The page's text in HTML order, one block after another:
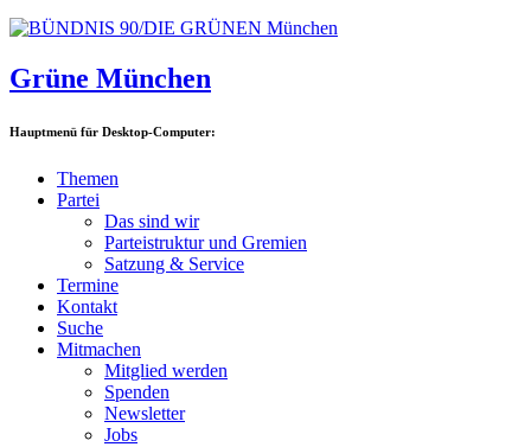
Grüne München
Hauptmenü für Desktop-Computer:
Themen
Partei
Das sind wir
Parteistruktur und Gremien
Satzung & Service
Termine
Kontakt
Suche
Mitmachen
Mitglied werden
Spenden
Newsletter
Jobs